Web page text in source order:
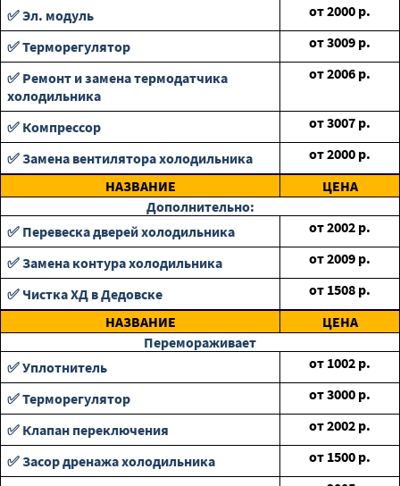
✅ Эл. модуль
от2000 р.
✅ Терморегулятор
от3009 р.
✅ Ремонт и замена термодатчика
холодильника
от2006 р.
✅ Компрессор от3007 р.
✅ Замена вентилятора холодильника
от2000 р.
НАЗВАНИЕ
ЦЕНА
Дополнительно:
✅ Перевеска дверей холодильника
от2002 р.
✅ Замена контура холодильника
от2009 р.
✅ Чистка ХД в Дедовске
от 1508 р.
НАЗВАНИЕ
ЦЕНА
Перемораживает
✅ Уплотнитель
от 1002 р.
✅ Терморегулятор
от3000 р.
✅ Клапан переключения
от2002 р.
✅ Засор дренажа холодильника
от 1500 р.